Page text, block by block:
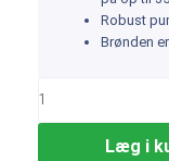
Robust
Brønden
Læg i